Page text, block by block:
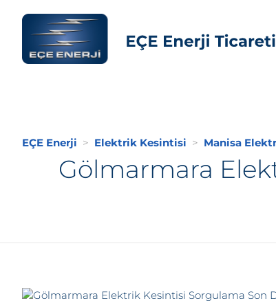
EÇE Enerji Elektrik Kesintisi Manisa
Gölmarmara